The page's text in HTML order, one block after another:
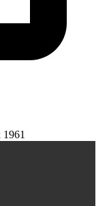
1961